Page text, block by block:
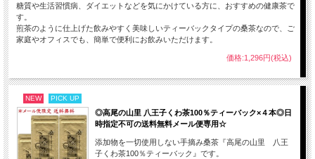
お茶工場にて機械にかけて、桑の葉を蒸してから 揉みます。
丁寧に時間を掛けて乾燥させると、高尾の山里 八王子産のおいしい桑茶ができま
糖質や生活習慣病、ダイエットなどを気にかけている方に、おすすめの健康茶で
す。
煎茶のように仕上げた飲みやすく美味しいティーバックタイプの桑茶なので、ご
家庭やオフィスでも、簡単で便利にお飲みいただけます。
価格:1,296円(税込)
NEW PICK UP
◎高尾の山里 八王子くわ茶100％ティーバック×４本◎日
時指定不可の送料無料メール便専用☆
添加物を一切使用しない手摘み桑茶『高尾の山里 八王
子くわ茶100％ティーバック』です。